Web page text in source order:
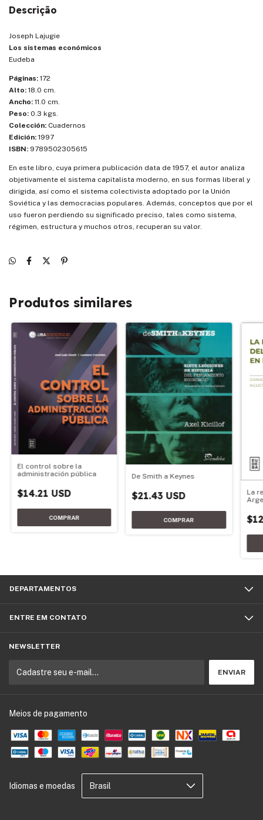
Descrição
Joseph Lajugie
Los sistemas económicos
Eudeba
Páginas: 172
Alto: 18.0 cm.
Ancho: 11.0 cm.
Peso: 0.3 kgs.
Colección: Cuadernos
Edición: 1997
ISBN: 9789502305615
En este libro, cuya primera publicación data de 1957, el autor analiza
objetivamente el sistema capitalista moderno, en sus formas liberal y
dirigida, así como el sistema colectivista adoptado por la Unión
Soviética y las democracias populares. Además, conceptos que por el
uso fueron perdiendo su significado preciso, tales como sistema,
régimen, estructura y muchos otros, recuperan su valor.
Produtos similares
El control sobre la
administración pública
$14.21 USD
De Smith a Keynes
$21.43 USD
La
DEPARTAMENTOS
ENTRE EM CONTATO
NEWSLETTER
Meios de pagamento
Idiomas e moedas